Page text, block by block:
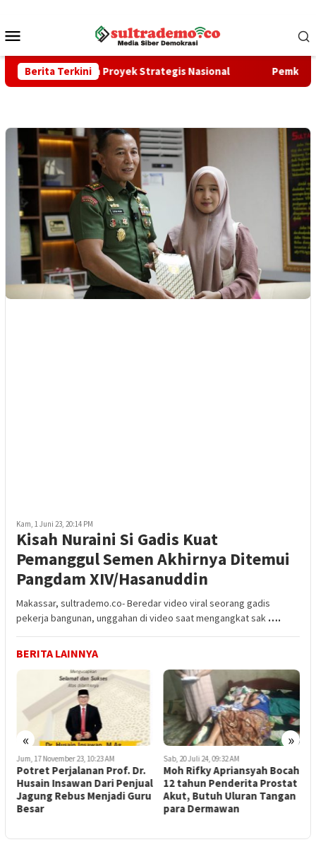
konten
Mobile
Berita Terkini
Sejumlah Proyek Strategis Nasional Pemkab Konawe
Kam, 1 Juni 23, 20:14 PM
Kisah Nuraini Si Gadis Kuat
Pemanggul Semen Akhirnya Ditemui
Pangdam XIV/Hasanuddin
Makassar, sultrademo.co- Beredar video viral seorang gadis
pekerja bangunan, unggahan di video saat mengangkat sak ….
BERITA LAINNYA
« »
Jum, 17 November 23, 10:23 AM
Potret Perjalanan Prof. Dr.
Husain Insawan Dari Penjual
Jagung Rebus Menjadi Guru
Besar
Sab, 20 Juli 24, 09:32 AM
Moh Rifky Apriansyah Bocah
12 tahun Penderita Prostat
Akut, Butuh Uluran Tangan
para Dermawan